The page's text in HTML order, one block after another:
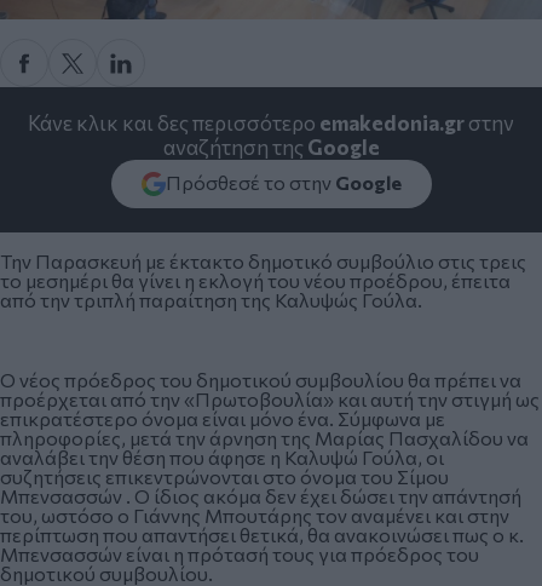
Κάνε κλικ και δες περισσότερο emakedonia.grστην
αναζήτηση της Google
Πρόσθεσέ το στην Google
Την Παρασκευή με έκτακτο δημοτικό συμβούλιο στις τρεις
το μεσημέρι θα γίνει η εκλογή του νέου προέδρου, έπειτα
από την τριπλή παραίτηση της Καλυψώς Γούλα.
O νέος πρόεδρος του δημοτικού συμβουλίου θα πρέπει να
προέρχεται από την «Πρωτοβουλία» και αυτή την στιγμή ως
επικρατέστερο όνομα είναι μόνο ένα. Σύμφωνα με
πληροφορίες, μετά την άρνηση της Μαρίας Πασχαλίδου να
αναλάβει την θέση που άφησε η Καλυψώ Γούλα, οι
συζητήσεις επικεντρώνονται στο όνομα του Σίμου
Μπενσασσών . Ο ίδιος ακόμα δεν έχει δώσει την απάντησή
του, ωστόσο ο Γιάννης Μπουτάρης τον αναμένει και στην
περίπτωση που απαντήσει θετικά, θα ανακοινώσει πως ο κ.
Μπενσασσών είναι η πρότασή τους για πρόεδρος του
δημοτικού συμβουλίου.